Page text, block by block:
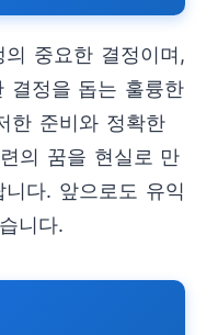
중요한 결정이며,
결정을 돕는 훌륭한
한 준비와 정확한
의 꿈을 현실로 만
다. 앞으로도 유익
니다.